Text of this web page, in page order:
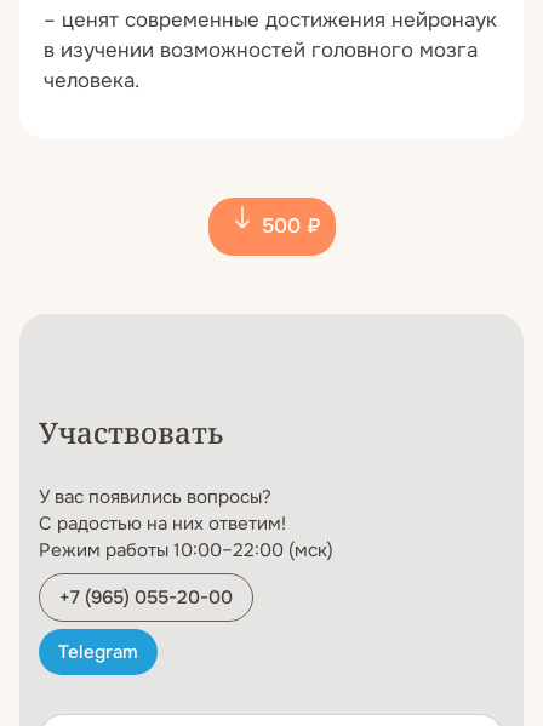
– ценят современные достижения нейронаук
в изучении возможностей головного мозга
человека.
500 ₽
Участвовать
У вас появились вопросы?
С радостью на них ответим!
Режим работы 10:00–22:00 (мск)
+7 (965) 055-20-00
Telegram